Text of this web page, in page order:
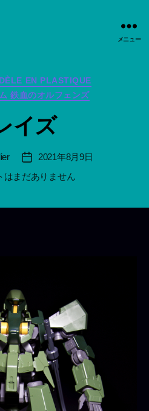
メニュー
カ
テ
ー
EN PLASTIQUE
鉄血のオルフェンズ
イズ
投
稿
日
2021年8月9日
はまだありません